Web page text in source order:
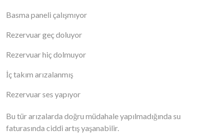
Basma paneli çalışmıyor
Rezervuar geç doluyor
Rezervuar hiç dolmuyor
İç takım arızalanmış
Rezervuar ses yapıyor
Bu tür arızalarda doğru müdahale yapılmadığında su
faturasında ciddi artış yaşanabilir.